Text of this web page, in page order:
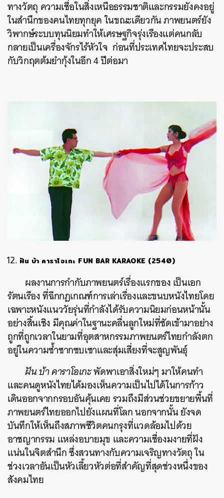
ทางวัตถุ ความเชื่อในสิ่งเหนือธรรมชาติและกรรมยังคงอยู่
ในสำนึกของคนไทยทุกยุค ในขณะเดียวกัน ภาพยนตร์ยัง
วิพากษ์ระบบทุนนิยมทำให้เศรษฐกิจรุ่งเรืองแต่คนกลับ
กลายเป็นเครื่องจักรไร้หัวใจ ก่อนที่ประเทศไทยจะประสบ
กับวิกฤตต้มยำกุ้งในอีก 4 ปีต่อมา
ฝัน บ้า คาราโอเกะ FUN BAR KARAOKE (2540)
ผลงานการกำกับภาพยนตร์เรื่องแรกของ เป็นเอก
รัตนเรือง ที่ฉีกกฎเกณฑ์การเล่าเรื่องและขนบหนังไทยโดย
เฉพาะหนังแนววัยรุ่นที่กำลังได้รับความนิยมก่อนหน้านั้น
อย่างสิ้นเชิง มีคุณค่าในฐานะคลื่นลูกใหม่ที่ซัดเข้ามาอย่าง
ถูกที่ถูกเวลาในยามที่อุตสาหกรรมภาพยนตร์ไทยกำลังตก
อยู่ในความซ้ำซากซบเซาและสุ่มเสี่ยงที่จะสูญพันธุ์
ฝัน บ้า คาราโอเกะพัดพาเอาสิ่งใหม่ๆ มาให้คนทำ
และคนดูหนังไทยได้มองเห็นความเป็นไปได้ในการก้าว
เดินออกจากกรอบอันคุ้นเคย รวมถึงมีส่วนช่วยขยายพื้นที่
ภาพยนตร์ไทยออกไปยังแผนที่โลก นอกจากนั้น ยังจด
บันทึกให้เห็นถึงสภาพชีวิตคนกรุงที่แวดล้อมไปด้วย
อาชญากรรม แหล่งอบายมุข และความเชื่องมงายที่ฝัง
แน่นในจิตสำนึก ซึ่งสวนทางกับความเจริญทางวัตถุ ใน
ช่วงเวลาอันเป็นหัวเลี้ยวหัวต่อที่สำคัญที่สุดช่วงหนึ่งของ
สังคมไทย